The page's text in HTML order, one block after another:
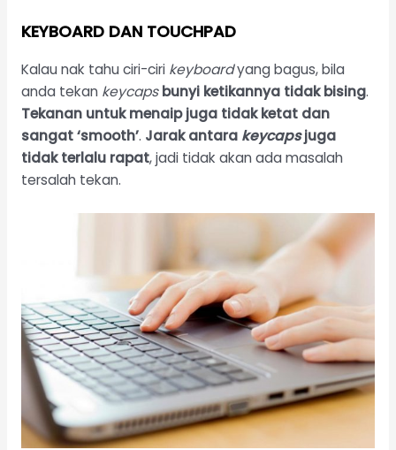
KEYBOARD DAN TOUCHPAD
Kalau nak tahu ciri-ciri keyboardyang bagus, bila
anda tekan keycapsbunyi ketikannya tidak bising.
Tekanan untuk menaip juga tidak ketat dan
sangat ‘smooth’. Jarak antara keycapsjuga
tidak terlalu rapat, jadi tidak akan ada masalah
tersalah tekan.